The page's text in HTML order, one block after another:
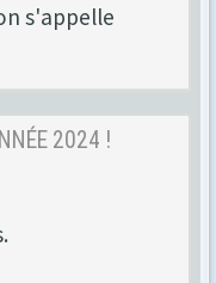
s'appelle
2024 !